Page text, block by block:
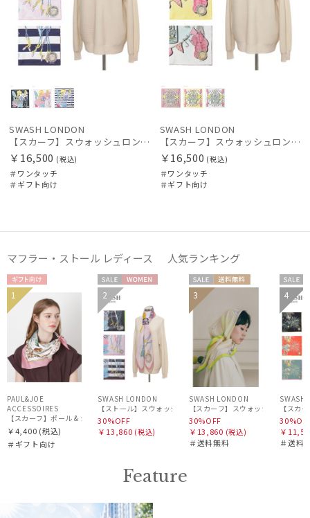
傘機能
価格・割引率
入荷状況
売上点数順
お気に入り
SWASH LONDON
【スカーフ】スウォッシュロンドン (SWASH LONDON) Oceanic Odyssey 68*68 シルク 日本製
￥16,500 (税込)
＃ワンタッチ
＃ギフト向け
SWASH LONDON
【スカーフ】スウォッシュロンドン (SWASH LONDON) Ferris Flight 68*68 シルク 日本製
￥16,500 (税込)
＃ワンタッチ
＃ギフト向け
マフラー・ストール レディース 人気ランキング
ギフト
向け
WOME
N
1
PAUL&JOE
ACCESSOIRES
【スカーフ】ポール & ジョー (PAUL & JOE ACCESSOIRES) シルクスカーフ空 オーステ
￥4,400 (税込)
＃ギフト向け
セー
ル
WOME
N
2
SWASH LONDON
【ストール】スウォッシュロンドン (SWASH LONDON)
30%OFF
￥13,860 (税込)
セー
ル
送料無
WOME
N
3
SWASH LONDON
30%OFF
￥13,860 (税込)
＃送料無料
セー
ル
N
4
SWASH
￥
＃送料
Feature